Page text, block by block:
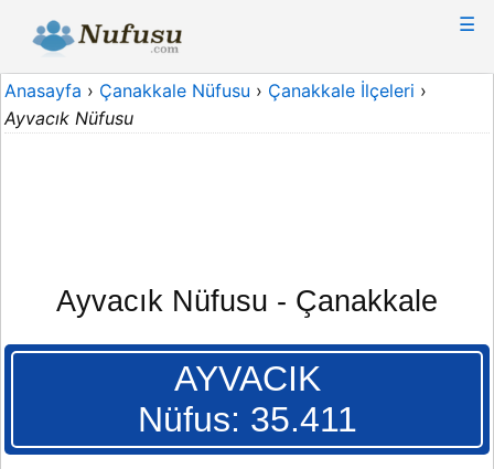
☰
Anasayfa › Çanakkale Nüfusu › Çanakkale İlçeleri ›
Ayvacık Nüfusu
Ayvacık Nüfusu - Çanakkale
AYVACIK
Nüfus: 35.411